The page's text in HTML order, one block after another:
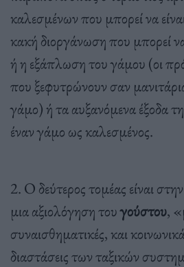
καλεσμένων που μπορεί να
κακή διοργάνωση που μπορεί
ή η εξάπλωση του γάμου (οι
που ξεφυτρώνουν σαν
γάμο) ή τα αυξανόμενα έξοδα
έναν γάμο ως καλεσμένος.
2. Ο δεύτερος τομέας είναι
μια αξιολόγηση τουγούστου,
συναισθηματικές, και
διαστάσεις των ταξικών